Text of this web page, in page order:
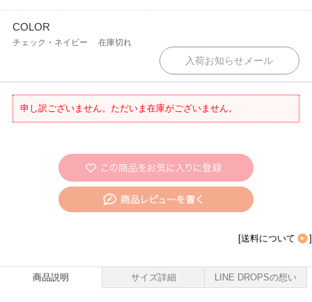
COLOR
チェック・ネイビー 在庫切れ
申し訳ございません。ただいま在庫がございません。
[送料について ]
商品説明 サイズ詳細 LINE DROPSの想い